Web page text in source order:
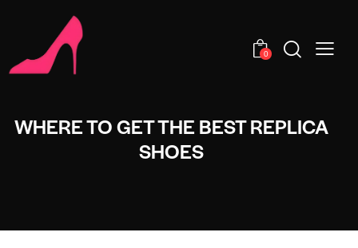
0
WHERE TO GET THE BEST REPLICA
SHOES